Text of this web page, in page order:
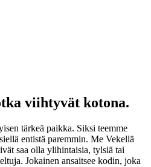
viihtyvät kotona.
tärkeä paikka. Siksi teemme
entistä paremmin. Me Vekellä
saa olla ylihintaisia, tylsiä tai
Jokainen ansaitsee kodin, joka